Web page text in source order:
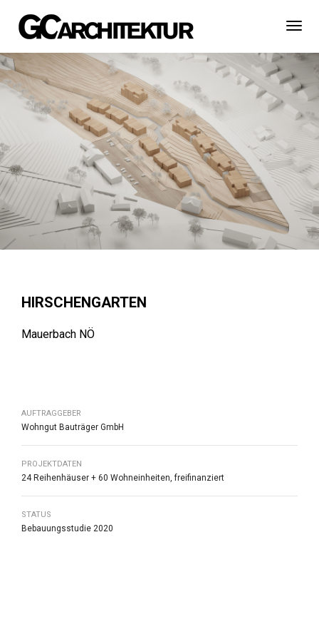
HIRSCHENGARTEN
Mauerbach NÖ
AUFTRAGGEBER
Wohngut Bauträger GmbH
PROJEKTDATEN
24 Reihenhäuser + 60 Wohneinheiten, freifinanziert
STATUS
Bebauungsstudie 2020